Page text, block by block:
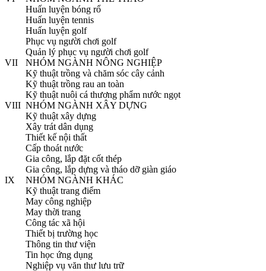
Huấn luyện bóng rổ
Huấn luyện tennis
Huấn luyện golf
Phục vụ người chơi golf
Quản lý phục vụ người chơi golf
VII
NHÓM NGÀNH NÔNG NGHIỆP
Kỹ thuật trồng và chăm sóc cây cảnh
Kỹ thuật trồng rau an toàn
Kỹ thuật nuôi cá thương phẩm nước ngọt
VIII NHÓM NGÀNH XÂY DỰNG
Kỹ thuật xây dựng
Xây trát dân dụng
Thiết kế nội thất
Cấp thoát nước
Gia công, lắp đặt cốt thép
Gia công, lắp dựng và tháo dỡ giàn giáo
IX
NHÓM NGÀNH KHÁC
Kỹ thuật trang điểm
May công nghiệp
May thời trang
Công tác xã hội
Thiết bị trường học
Thông tin thư viện
Tin học ứng dụng
Nghiệp vụ văn thư lưu trữ